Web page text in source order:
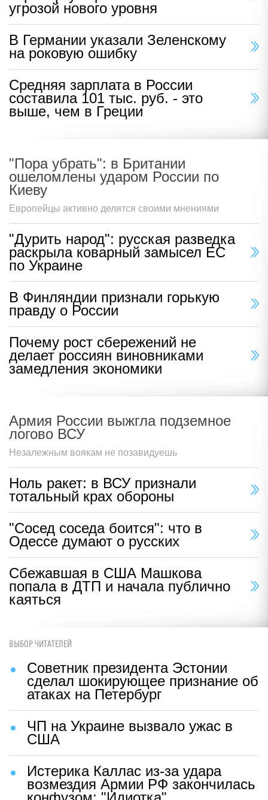
Нахальная идея депутатов Рады
породила взрыв гнева в Польше: что
случилось
Незалежные ни в чем себе не отказывают
Взрывной беспилотник в
В Германии указали Зеленскому
на роковую ошибку
Средняя зарплата в России
составила 101 тыс. руб. - это
выше, чем в Греции
"Пора убрать": в Британии
ошеломлены ударом России по
Киеву
Европейцы активно делятся своими мнениями
"Дурить народ": русская разведка
раскрыла коварный замысел ЕС
по Украине
В Финляндии признали горькую
правду о России
делает россиян виновниками
замедления экономики